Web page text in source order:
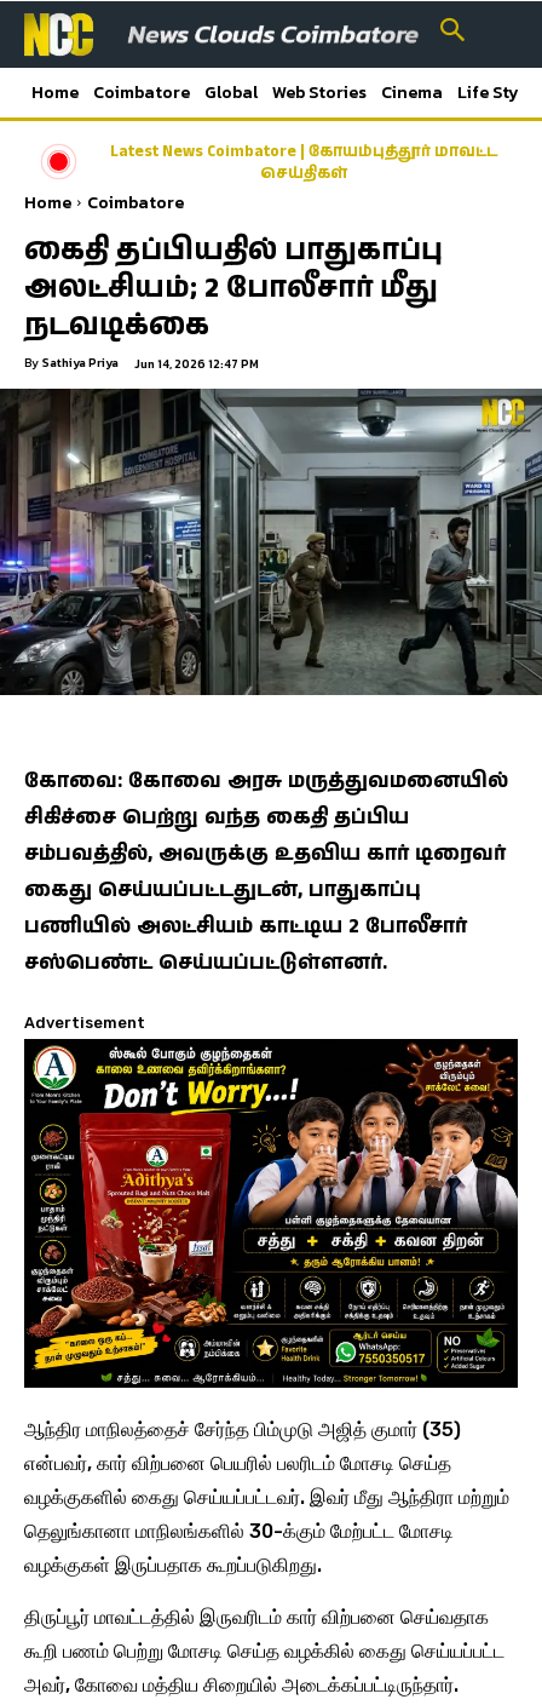
Home Coimbatore Global Web Stories Cinema Life Style
Latest News Coimbatore | கோயம்புத்தூர் மாவட்ட
செய்திகள்
Home Coimbatore
கைதி தப்பியதில் பாதுகாப்பு
அலட்சியம்; 2 போலீசார் மீது
நடவடிக்கை
By Sathiya Priya Jun 14, 2026 12:47 PM
கோவை: கோவை அரசு மருத்துவமனையில்
சிகிச்சை பெற்று வந்த கைதி தப்பிய
சம்பவத்தில், அவருக்கு உதவிய கார் டிரைவர்
கைது செய்யப்பட்டதுடன், பாதுகாப்பு
பணியில் அலட்சியம் காட்டிய 2 போலீசார்
சஸ்பெண்ட் செய்யப்பட்டுள்ளனர்.
Advertisement
ஆந்திர மாநிலத்தைச் சேர்ந்த பிம்முடு அஜித் குமார் (35)
என்பவர், கார் விற்பனை பெயரில் பலரிடம் மோசடி செய்த
வழக்குகளில் கைது செய்யப்பட்டவர். இவர் மீது ஆந்திரா மற்றும்
தெலுங்கானா மாநிலங்களில் 30-க்கும் மேற்பட்ட மோசடி
வழக்குகள் இருப்பதாக கூறப்படுகிறது.
திருப்பூர் மாவட்டத்தில் இருவரிடம் கார் விற்பனை செய்வதாக
கூறி பணம் பெற்று மோசடி செய்த வழக்கில் கைது செய்யப்பட்ட
அவர், கோவை மத்திய சிறையில் அடைக்கப்பட்டிருந்தார்.